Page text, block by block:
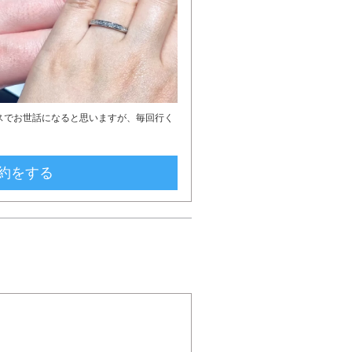
お世話になると思いますが、毎回行く
をする